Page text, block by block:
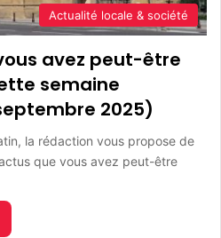
Actualité locale & société
avez peut-être
semaine
2025)
la rédaction vous propose de
que vous avez peut-être